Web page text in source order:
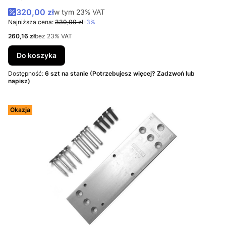
Cena promocyjna brutto
320,00 złw tym %s VAT
w tym 23% VAT
Najniższa cena: 330,00 zł-3%
Cena netto
260,16 złbez 23% VAT
Do koszyka
Dostępność: 6 szt na stanie (Potrzebujesz więcej? Zadzwoń lub
napisz)
Okazja